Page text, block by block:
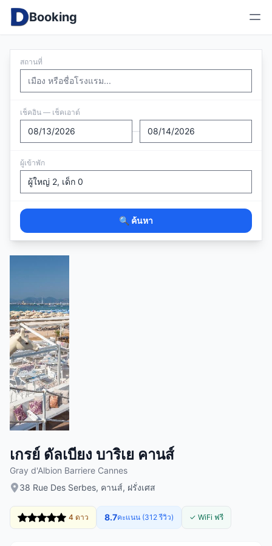
Booking
สถานที่
เช็คอิน — เช็คเอาต์
—
ผู้เข้าพัก
🔍 ค้นหา
เกรย์ ดัลเบียง บาริเย คานส์
Gray d'Albion Barriere Cannes
38 Rue Des Serbes, คานส์, ฝรั่งเศส
4 ดาว 8.7คะแนน (312 รีวิว) ✓ WiFi ฟรี